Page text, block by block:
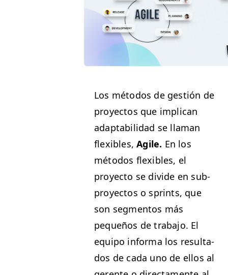
Los méto­dos de gestión de
proyec­tos que impli­can
adapt­abil­i­dad se lla­man
flex­i­bles,Agile. En los
méto­dos flex­i­bles, el
proyec­to se divide en sub­
proyec­tos o sprints, que
son seg­men­tos más
pequeños de tra­ba­jo. El
equipo infor­ma los resul­ta­
dos de cada uno de ellos al